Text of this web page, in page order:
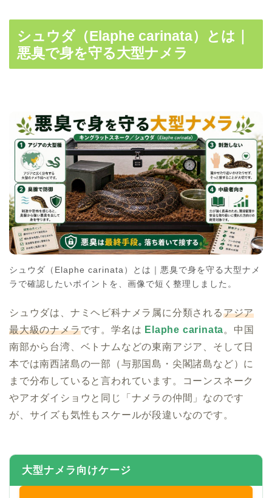
シュウダ（Elaphe carinata）とは｜
悪臭で身を守る大型ナメラ
シュウダ（Elaphe carinata）とは｜悪臭で身を守る大型ナメ
ラで確認したいポイントを、画像で短く整理しました。
シュウダは、ナミヘビ科ナメラ属に分類されるアジア
最大級のナメラです。学名は Elaphe carinata。中国
南部から台湾、ベトナムなどの東南アジア、そして日
本では南西諸島の一部（与那国島・尖閣諸島など）に
まで分布していると言われています。コーンスネーク
やアオダイショウと同じ「ナメラの仲間」なのです
が、サイズも気性もスケールが段違いなのです。
大型ナメラ向けケージ